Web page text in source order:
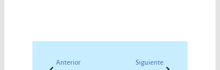
Anterior Siguiente